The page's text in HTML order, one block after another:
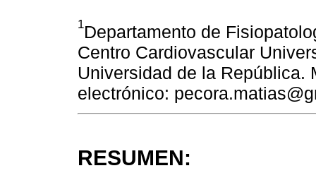
1Departamento de
Centro Cardiovascular
Universidad de la República.
electrónico:
RESUMEN: